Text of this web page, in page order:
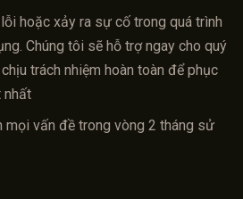
hoặc xảy ra sự cố trong quá trình
Chúng tôi sẽ hỗ trợ ngay cho quý
trách nhiệm hoàn toàn để phục
nhất
mọi vấn đề trong vòng 2 tháng sử